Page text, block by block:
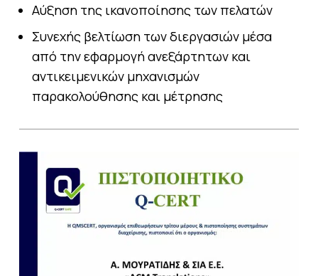
Αύξηση της ικανοποίησης των πελατών
Συνεχής βελτίωση των διεργασιών μέσα
από την εφαρμογή ανεξάρτητων και
αντικειμενικών μηχανισμών
παρακολούθησης και μέτρησης